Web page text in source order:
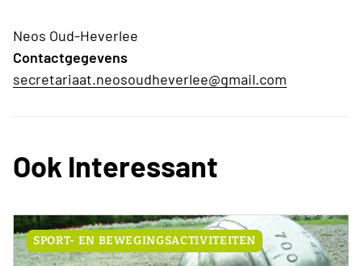
Neos Oud-Heverlee
Contactgegevens
secretariaat.neosoudheverlee@gmail.com
Ook Interessant
SPORT- EN BEWEGINGSACTIVITEITEN